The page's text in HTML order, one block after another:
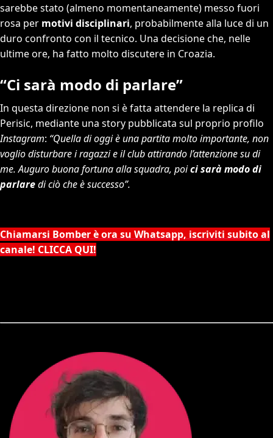
sarebbe stato (almeno momentaneamente) messo fuori
rosa per motivi disciplinari, probabilmente alla luce di un
duro confronto con il tecnico. Una decisione che, nelle
ultime ore, ha fatto molto discutere in Croazia.
“Ci sarà modo di parlare”
In questa direzione non si è fatta attendere la replica di
Perisic, mediante una story pubblicata sul proprio profilo
Instagram: “Quella di oggi è una partita molto importante, non
voglio disturbare i ragazzi e il club attirando l’attenzione su di
me. Auguro buona fortuna alla squadra, poici sarà modo di
parlaredi ciò che è successo”.
Chiamarsi Bomber è ora su Whatsapp, iscriviti subito al
canale! CLICCA QUI!